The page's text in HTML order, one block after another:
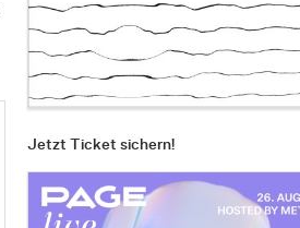
Jetzt Ticket sichern!